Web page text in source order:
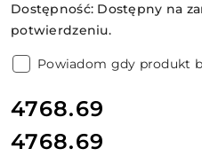
Dostępność: Dostępny na
potwierdzeniu.
Powiadom gdy produkt
cena:
4768.69
Cena:
4768.69